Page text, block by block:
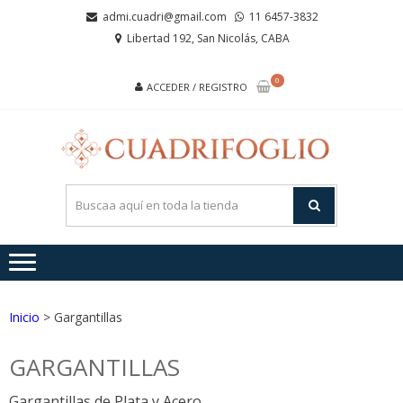
admi.cuadri@gmail.com
11 6457-3832
Libertad 192, San Nicolás, CABA
ACCEDER / REGISTRO
0
Inicio > Gargantillas
GARGANTILLAS